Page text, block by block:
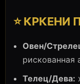
⭐
Овен/
рискованная
Телец/Дева: